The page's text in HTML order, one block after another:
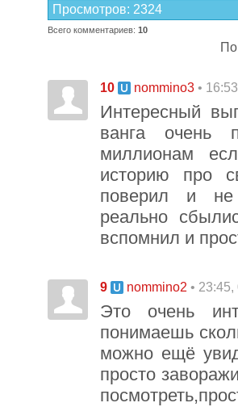
Просмотров: 2324
Всего комментариев: 10
10 nommino3 •
Интересный
ванга очень
миллионам
историю про
поверил и не
реально
вспомнил и
9 nommino2 •
Это очень
понимаешь
можно ещё
просто